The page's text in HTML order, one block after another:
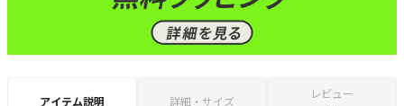
アイテム説明 詳細・サイズ
レビュー